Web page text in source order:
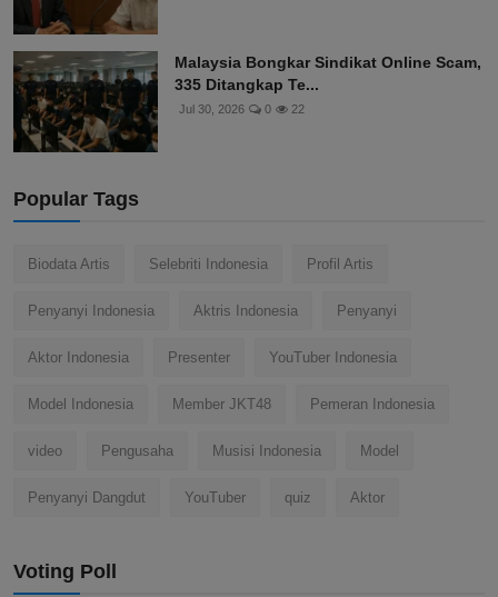
Malaysia Bongkar Sindikat Online Scam,
335 Ditangkap Te...
Jul 30, 2026 0 22
Popular Tags
Biodata Artis Selebriti Indonesia Profil Artis
Penyanyi Indonesia Aktris Indonesia Penyanyi
Aktor Indonesia Presenter YouTuber Indonesia
Model Indonesia Member JKT48 Pemeran Indonesia
video Pengusaha Musisi Indonesia Model
Penyanyi Dangdut YouTuber quiz Aktor
Voting Poll